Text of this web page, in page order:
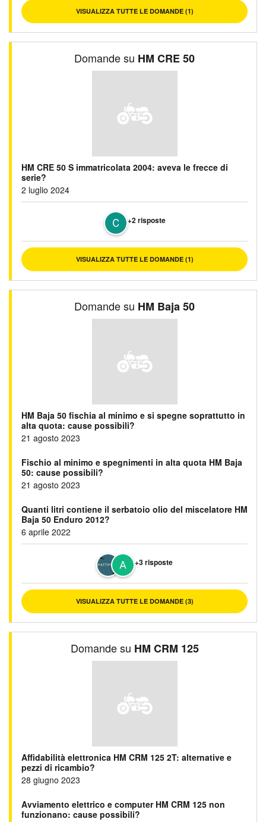
VISUALIZZA TUTTE LE DOMANDE (1)
Domande su HM CRE 50
HM CRE 50 S immatricolata 2004: aveva le frecce di
serie?
2 luglio 2024
+2 risposte
VISUALIZZA TUTTE LE DOMANDE (1)
Domande su HM Baja 50
HM Baja 50 fischia al minimo e si spegne soprattutto in
alta quota: cause possibili?
21 agosto 2023
Fischio al minimo e spegnimenti in alta quota HM Baja
50: cause possibili?
21 agosto 2023
Quanti litri contiene il serbatoio olio del miscelatore HM
Baja 50 Enduro 2012?
6 aprile 2022
+3 risposte
VISUALIZZA TUTTE LE DOMANDE (3)
Domande su HM CRM 125
Affidabilità elettronica HM CRM 125 2T: alternative e
pezzi di ricambio?
28 giugno 2023
Avviamento elettrico e computer HM CRM 125 non
funzionano: cause possibili?